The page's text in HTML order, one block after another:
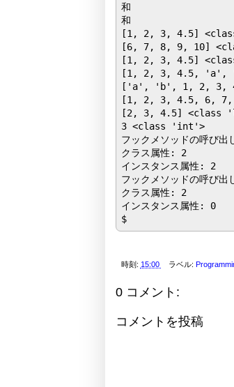
和
和
[1, 2, 3, 4.5] <class
[6, 7, 8, 9, 10]
[1, 2, 3, 4.5]
[1, 2, 3, 4.5, 'a',
['a', 'b', 1, 2, 3,
[1, 2, 3, 4.5, 6, 7,
[2, 3, 4.5] <class
3 <class 'int'>
フックメソッドの呼び出
クラス属性: 2
インスタンス属性: 2
フックメソッドの呼び出
クラス属性: 2
インスタンス属性: 0
$
時刻: 15:00 ラベル:
0 コメント:
コメントを投稿